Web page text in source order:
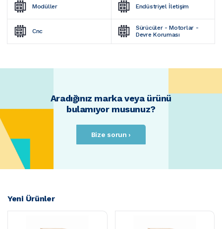
Modüller Endüstriyel İletişim
Cnc
Sürücüler - Motorlar -
Devre Koruması
Aradığınız marka veya ürünü
bulamıyor musunuz?
Bize sorun ›
Yeni Ürünler